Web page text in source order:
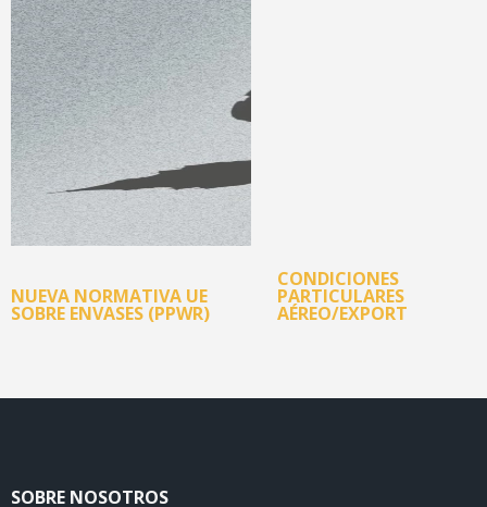
NUEVA NORMATIVA UE
SOBRE ENVASES (PPWR)
CONDICIONES
PARTICULARES
AÉREO/EXPORT
SOBRE NOSOTROS